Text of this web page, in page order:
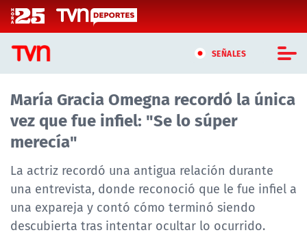
Click acá para ir directamente al contenido
SEÑALES
CASTING MASTERCHEF CHILE
CASTING TVN VERTICAL
TVN VERTICAL
TVN PLAY
PROGRAMAS
María Gracia Omegna recordó la única
vez que fue infiel: "Se lo súper
merecía"
La actriz recordó una antigua relación durante
una entrevista, donde reconoció que le fue infiel a
una expareja y contó cómo terminó siendo
descubierta tras intentar ocultar lo ocurrido.